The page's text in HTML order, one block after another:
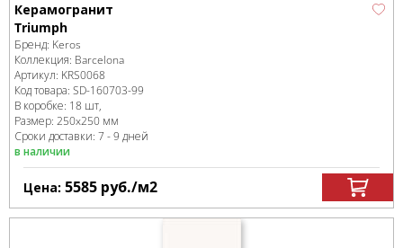
Керамогранит
Triumph
Бренд: Keros
Коллекция: Barcelona
Артикул: KRS0068
Код товара: SD-160703-99
В коробке: 18 шт,
Размер: 250x250 мм
Сроки доставки: 7 - 9 дней
в наличии
Цена: 5585 руб./м2